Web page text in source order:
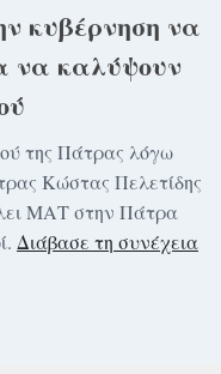
κυβέρνηση να
να καλύψουν
της Πάτρας λόγω
Κώστας Πελετίδης
ΜΑΤ στην Πάτρα
Διάβασε τη συνέχεια